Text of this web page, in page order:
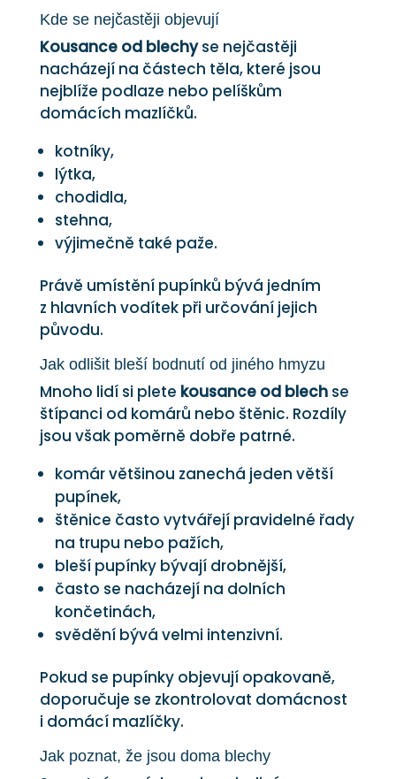
Kde se nejčastěji objevují
Kousance od blechyse nejčastěji
nacházejí na částech těla, které jsou
nejblíže podlaze nebo pelíškům
domácích mazlíčků.
kotníky,
lýtka,
chodidla,
stehna,
výjimečně také paže.
Právě umístění pupínků bývá jedním
z hlavních vodítek při určování jejich
původu.
Jak odlišit bleší bodnutí od jiného hmyzu
Mnoho lidí si plete kousance od blechse
štípanci od komárů nebo štěnic. Rozdíly
jsou však poměrně dobře patrné.
komár většinou zanechá jeden větší
pupínek,
štěnice často vytvářejí pravidelné řady
na trupu nebo pažích,
bleší pupínky bývají drobnější,
často se nacházejí na dolních
končetinách,
svědění bývá velmi intenzivní.
Pokud se pupínky objevují opakovaně,
doporučuje se zkontrolovat domácnost
i domácí mazlíčky.
Jak poznat, že jsou doma blechy